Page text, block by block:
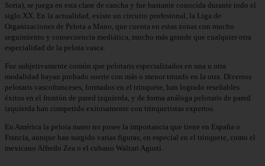
Soria), se juega en esta clase de cancha y fue bastante conocida durante todo el
siglo XX. En la actualidad, existe un circuito profesional, la Liga de
Organizaciones de Pelota a Mano, que cuenta en estas zonas con mucho
seguimiento y consecuencia mediática, mucho más grande que cualquier otra
especialidad de la pelota vasca.
Fue subjetivamente común que pelotaris especializados en una u otra
modalidad hayan probado suerte con más o menor triunfo en la otra. Diversos
pelotaris vascofranceses, formados en el trinquete, han logrado reseñables
éxitos en el frontón de pared izquierda, y de forma análoga pelotaris de pared
izquierda han competido exitosamente con trinquetistas expertos.
En América la pelota mano no posee la importancia que tiene en España o
Francia, aunque han surgido varias figuras, en especial en el trinquete, como el
mexicano Alfredo Zea o el cubano Waltari Agustí.